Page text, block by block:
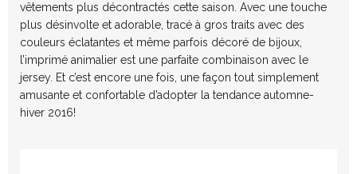
vêtements plus décontractés cette saison. Avec une touche
plus désinvolte et adorable, tracé à gros traits avec des
couleurs éclatantes et même parfois décoré de bijoux,
l’imprimé animalier est une parfaite combinaison avec le
jersey. Et c’est encore une fois, une façon tout simplement
amusante et confortable d’adopter la tendance automne-
hiver 2016!